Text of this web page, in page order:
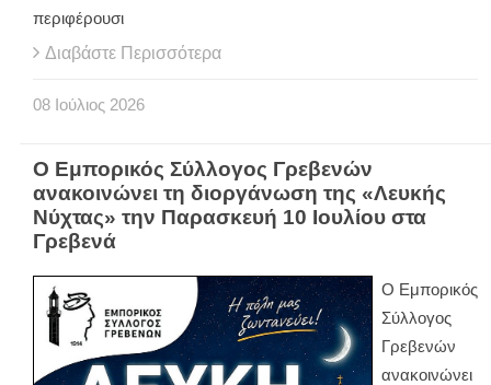
περιφέρουσι
Διαβάστε Περισσότερα
08 Ιούλιος 2026
Ο Εμπορικός Σύλλογος Γρεβενών
ανακοινώνει τη διοργάνωση της «Λευκής
Νύχτας» την Παρασκευή 10 Ιουλίου στα
Γρεβενά
Ο Εμπορικός
Σύλλογος
Γρεβενών
ανακοινώνει